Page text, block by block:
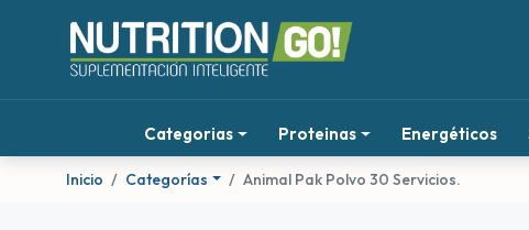
Categorias Proteinas Energéticos
Inicio Categorías Animal Pak Polvo 30 Servicios.